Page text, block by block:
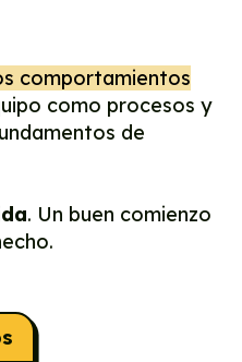
comportamientos
como procesos y
de
. Un buen comienzo